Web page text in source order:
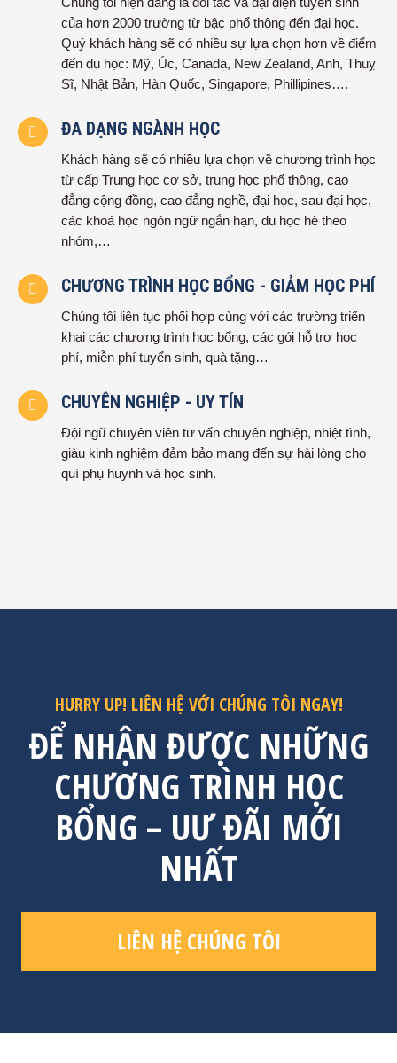
của hơn 2000 trường từ bậc phổ thông đến đại học.
Quý khách hàng sẽ có nhiều sự lựa chọn hơn về điểm
đến du học: Mỹ, Úc, Canada, New Zealand, Anh, Thuỵ
Sĩ, Nhật Bản, Hàn Quốc, Singapore, Phillipines….
ĐA DẠNG NGÀNH HỌC
Khách hàng sẽ có nhiều lựa chọn về chương trình học
từ cấp Trung học cơ sở, trung học phổ thông, cao
đẳng cộng đồng, cao đẳng nghề, đại học, sau đại học,
các khoá học ngôn ngữ ngắn hạn, du học hè theo
nhóm,…
CHƯƠNG TRÌNH HỌC BỔNG - GIẢM HỌC PHÍ
Chúng tôi liên tục phối hợp cùng với các trường triển
khai các chương trình học bổng, các gói hỗ trợ học
phí, miễn phí tuyển sinh, quà tặng…
CHUYÊN NGHIỆP - UY TÍN
Đội ngũ chuyên viên tư vấn chuyên nghiệp, nhiệt tình,
giàu kinh nghiệm đảm bảo mang đến sự hài lòng cho
quí phụ huynh và học sinh.
HURRY UP! LIÊN HỆ VỚI CHÚNG TÔI NGAY!
ĐỂ NHẬN ĐƯỢC NHỮNG
CHƯƠNG TRÌNH HỌC
BỔNG – UƯ ĐÃI MỚI
NHẤT
LIÊN HỆ CHÚNG TÔI